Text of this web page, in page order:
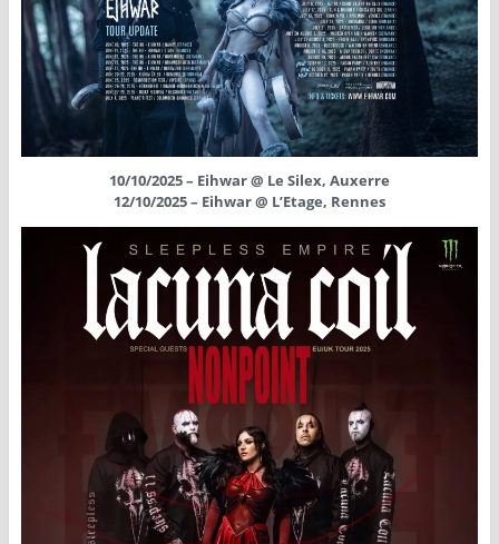
10/10/2025 – Eihwar @ Le Silex, Auxerre
12/10/2025 – Eihwar @ L’Etage, Rennes